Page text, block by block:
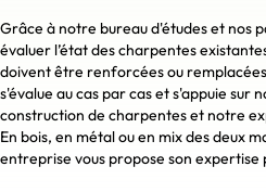
Grâce à notre bureau d'études et nos
évaluer l’état des charpentes
doivent être renforcées ou
s'évalue au cas par cas et s'appuie sur
construction de charpentes et notre
En bois, en métal ou en mix des deux
entreprise vous propose son expertise